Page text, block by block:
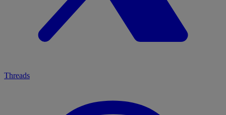
Threads